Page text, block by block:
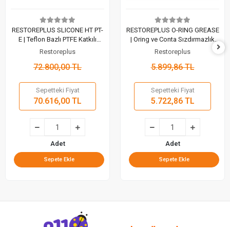
RESTOREPLUS SLICONE HT PT-
E | Teflon Bazlı PTFE Katkılı
Silikon Gresi (5 Kg)
Restoreplus
72.800,00 TL
Sepetteki Fiyat
70.616,00 TL
Adet
Sepete Ekle
RESTOREPLUS O-RING GREASE
| Oring ve Conta Sızdırmazlık
Silikon Gres (400 Gr)
Restoreplus
5.899,86 TL
Sepetteki Fiyat
5.722,86 TL
Adet
Sepete Ekle